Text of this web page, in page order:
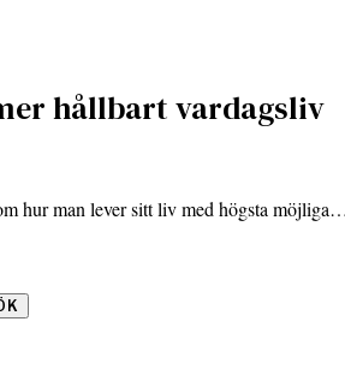
hållbart vardagsliv
hur man lever sitt liv med högsta möjliga…